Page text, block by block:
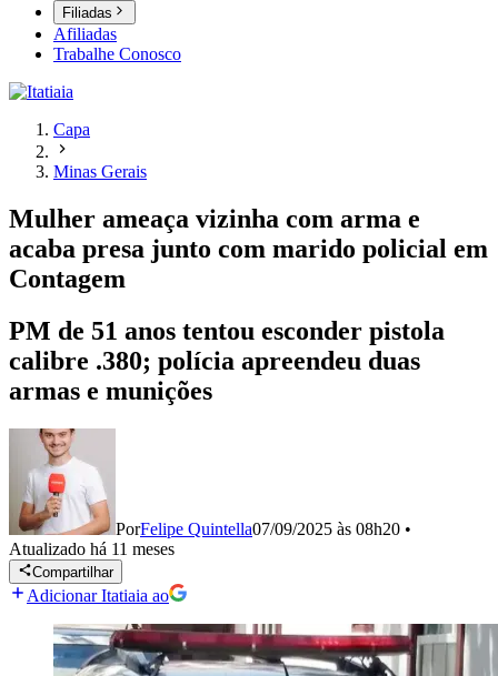
Filiadas
Afiliadas
Trabalhe Conosco
Capa
Minas Gerais
Mulher ameaça vizinha com arma e
acaba presa junto com marido policial em
Contagem
PM de 51 anos tentou esconder pistola
calibre .380; polícia apreendeu duas
armas e munições
PorFelipe Quintella07/09/2025 às 08h20 •
Atualizado há 11 meses
Compartilhar
Adicionar Itatiaia ao